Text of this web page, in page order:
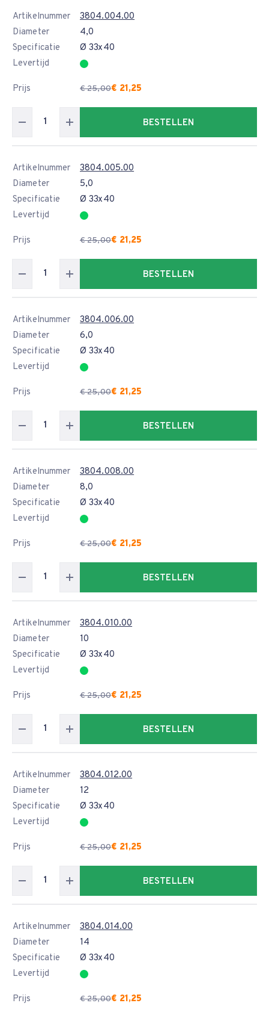
Artikelnummer
3804.004.00
Diameter
4,0
Specificatie
Ø 33x40
Levertijd
Prijs € 25,00€ 21,25
BESTELLEN
Artikelnummer
3804.005.00
Diameter
5,0
Specificatie
Ø 33x40
Levertijd
Prijs € 25,00€ 21,25
BESTELLEN
Artikelnummer
3804.006.00
Diameter
6,0
Specificatie
Ø 33x40
Levertijd
Prijs € 25,00€ 21,25
BESTELLEN
Artikelnummer
3804.008.00
Diameter
8,0
Specificatie
Ø 33x40
Levertijd
Prijs € 25,00€ 21,25
BESTELLEN
Artikelnummer
3804.010.00
Diameter
10
Specificatie
Ø 33x40
Levertijd
Prijs € 25,00€ 21,25
BESTELLEN
Artikelnummer
3804.012.00
Diameter
12
Specificatie
Ø 33x40
Levertijd
Prijs € 25,00€ 21,25
BESTELLEN
Artikelnummer
3804.014.00
Diameter
14
Specificatie
Ø 33x40
Levertijd
Prijs € 25,00€ 21,25